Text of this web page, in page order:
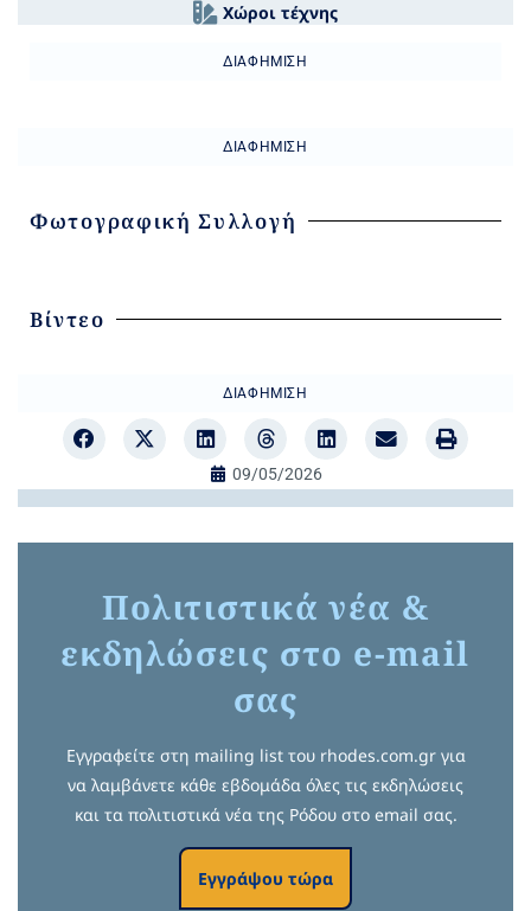
Χώροι τέχνης
ΔΙΑΦΉΜΙΣΗ
ΔΙΑΦΉΜΙΣΗ
Φωτογραφική Συλλογή
Βίντεο
ΔΙΑΦΉΜΙΣΗ
09/05/2026
Πολιτιστικά νέα &
εκδηλώσεις στο e-mail
σας
Εγγραφείτε στη mailing list του rhodes.com.gr για
να λαμβάνετε κάθε εβδομάδα όλες τις εκδηλώσεις
και τα πολιτιστικά νέα της Ρόδου στο email σας.
Εγγράψου τώρα